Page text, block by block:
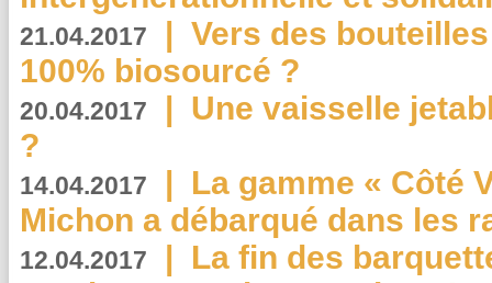
21.04.2017 | Vers des
100% biosourcé ?
20.04.2017 | Une vaisselle
?
14.04.2017 | La gamme « Côté
Michon a débarqué dans les
12.04.2017 | La fin des